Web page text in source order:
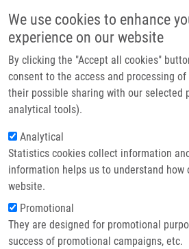
We use cookies to enhance
experience on our website
By clicking the "Accept all cookies"
consent to the access and processing
their possible sharing with our selected
analytical tools).
Analytical
Statistics cookies collect information
information helps us to understand how
website.
Promotional
They are designed for promotional
success of promotional campaigns, etc.
Drobečková navigace
Domů Žukauskaite Asta
Žukauskaite Asta